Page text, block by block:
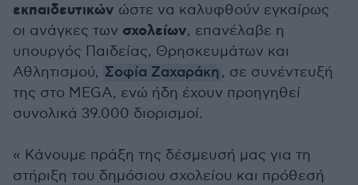
εκπαιδευτικών ώστε να καλυφθούν εγκαίρως
οι ανάγκες των σχολείων, επανέλαβε η
υπουργός Παιδείας, Θρησκευμάτων και
Αθλητισμού, Σοφία Ζαχαράκη, σε συνέντευξή
της στο MEGA, ενώ ήδη έχουν προηγηθεί
συνολικά 39.000 διορισμοί.
« Κάνουμε πράξη της δέσμευσή μας για τη
στήριξη του δημόσιου σχολείου και πρόθεσή